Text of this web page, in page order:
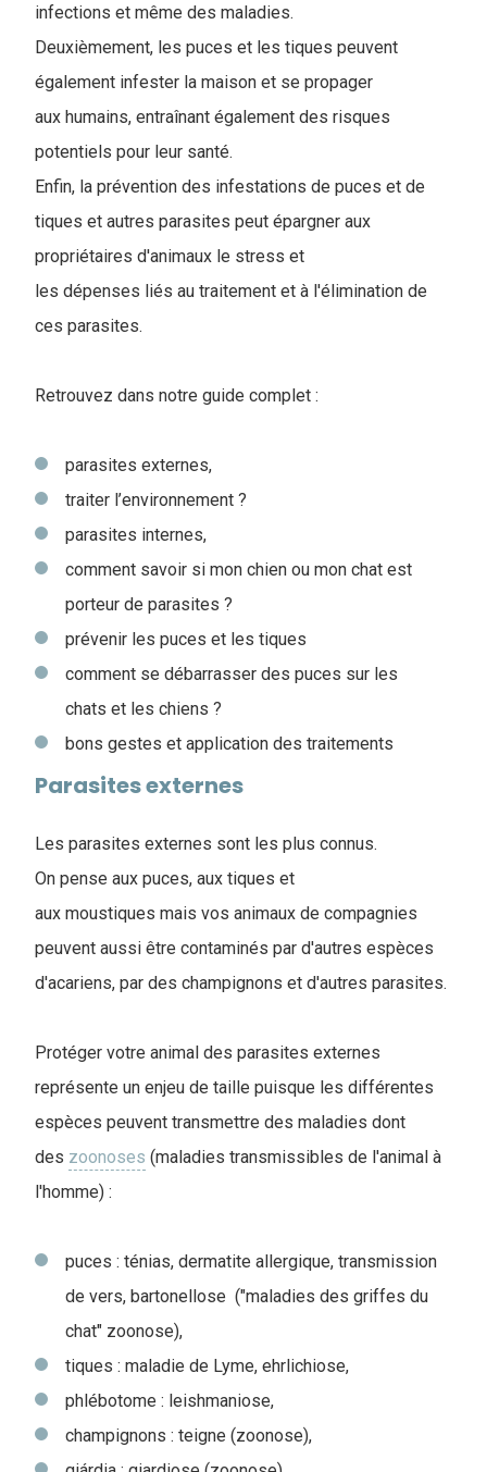
infections et même des maladies.
Deuxièmement, les puces et les tiques peuvent
également infester la maison et se propager
aux humains, entraînant également des risques
potentiels pour leur santé.
Enfin, la prévention des infestations de puces et de
tiques et autres parasites peut épargner aux
propriétaires d'animaux le stress et
les dépenses liés au traitement et à l'élimination de
ces parasites.
Retrouvez dans notre guide complet :
parasites externes,
traiter l’environnement ?
parasites internes,
comment savoir si mon chien ou mon chat est
porteur de parasites ?
prévenir les puces et les tiques
comment se débarrasser des puces sur les
chats et les chiens ?
bons gestes et application des traitements
Parasites externes
Les parasites externes sont les plus connus.
On pense aux puces, aux tiques et
aux moustiques mais vos animaux de compagnies
peuvent aussi être contaminés par d'autres espèces
d'acariens, par des champignons et d'autres parasites.
Protéger votre animal des parasites externes
représente un enjeu de taille puisque les différentes
espèces peuvent transmettre des maladies dont
des zoonoses (maladies transmissibles de l'animal à
l'homme) :
puces : ténias, dermatite allergique, transmission
de vers, bartonellose ("maladies des griffes du
chat" zoonose),
tiques : maladie de Lyme, ehrlichiose,
phlébotome : leishmaniose,
champignons : teigne (zoonose),